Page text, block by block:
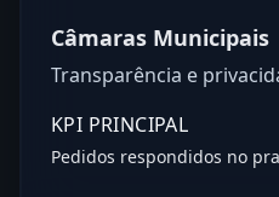
Câmaras Municipais
Transparência e
KPI PRINCIPAL
Pedidos respondidos no